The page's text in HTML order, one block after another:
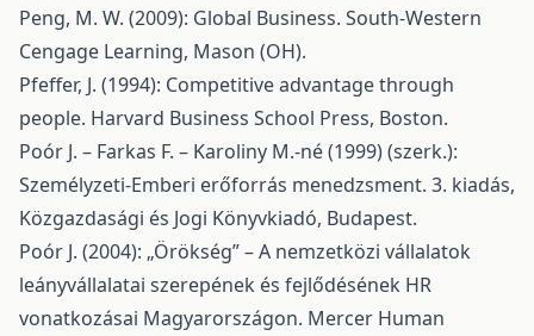
Peng, M. W. (2009): Global Business. South-Western
Cengage Learning, Mason (OH).
Pfeffer, J. (1994): Competitive advantage through
people. Harvard Business School Press, Boston.
Poór J. – Farkas F. – Karoliny M.-né (1999) (szerk.):
Személyzeti-Emberi erőforrás menedzsment. 3. kiadás,
Közgazdasági és Jogi Könyvkiadó, Budapest.
Poór J. (2004): „Örökség” – A nemzetközi vállalatok
leányvállalatai szerepének és fejlődésének HR
vonatkozásai Magyarországon. Mercer Human